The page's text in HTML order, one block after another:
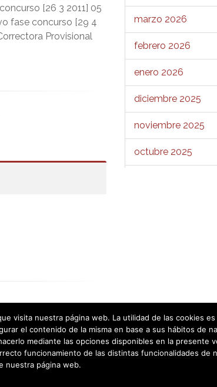
[26 3 2011] 05
fase concurso [29 4
Provisional
marzo 2026
febrero 2026
enero 2026
diciembre 2025
noviembre 2025
octubre 2025
marzo 2025
visita nuestra página web. La utilidad de las cookies
el contenido de la misma en base a sus hábitos de
mediante las opciones disponibles en la presente
funcionamiento de las distintas funcionalidades de
nuestra página web.